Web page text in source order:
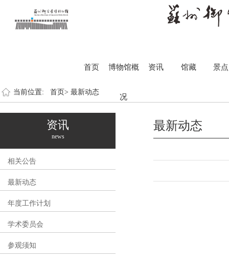
首页 博物馆概
况
资讯 馆藏 景点
当前位置: 首页> 最新动态
资讯
news
相关公告
最新动态
年度工作计划
学术委员会
参观须知
最新动态